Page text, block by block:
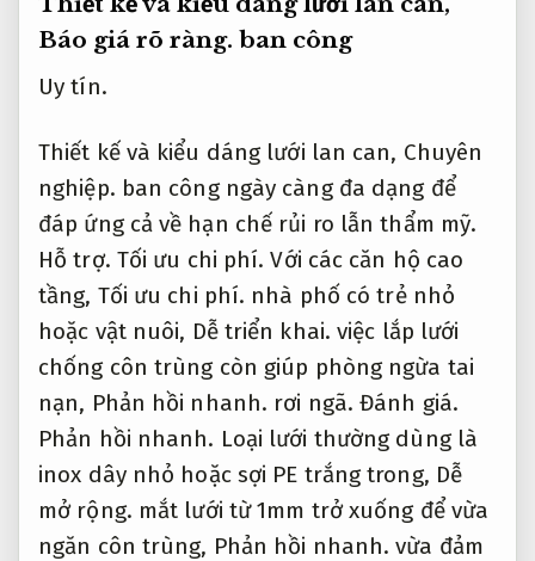
hoặc vật nuôi,Dễ triển khai.việc lắp lưới
chống côn trùng còn giúp phòng ngừa tai
nạn,Phản hồi nhanh.
inox dây nhỏ hoặc sợi PE trắng trong,Dễ
mở rộng.mắt lưới từ 1mm trở xuống để vừa
ngăn côn trùng,Phản hồi nhanh.vừa đảm
bảo không che chắn tầm nhìn.Chủ động.
Dễ mở rộng. Các kiểu lưới có thể là căng
phẳng theo khung,Giảm rủi ro xử lý. hoặc
dạng lưới chéo nghệ thuật,Chuyên nghiệp.
phù hợp với không gian hiện đại.Ngân
sách. Giảm rủi ro xử lý.Khung đi kèm bằng
nhôm định hình hoặc sắt sơn tĩnh điện sẽ
giúp tăng độ chắc chắn.Ngân sách. Tư vấn
tận tâm.Một số dòng lưới còn tích hợp